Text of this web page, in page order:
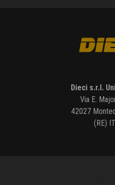
Dieci s.r.l.
Via E.
42027
(RE)